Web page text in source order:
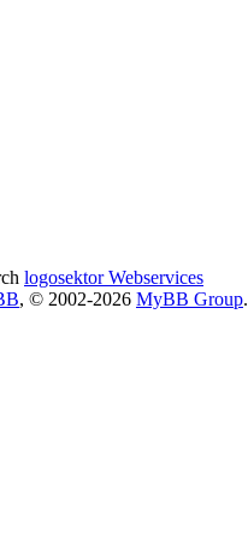
logosektor Webservices
, © 2002-2026 MyBB Group.